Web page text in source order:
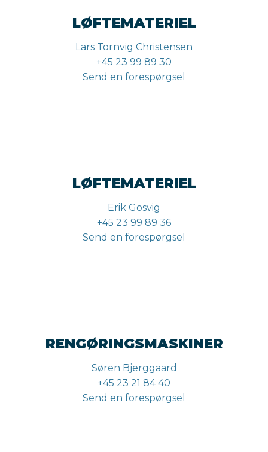
LØFTEMATERIEL
Lars Tornvig Christensen
+45 23 99 89 30
Send en forespørgsel
LØFTEMATERIEL
Erik Gosvig
+45 23 99 89 36
Send en forespørgsel
RENGØRINGSMASKINER
Søren Bjerggaard
+45 23 21 84 40
Send en forespørgsel